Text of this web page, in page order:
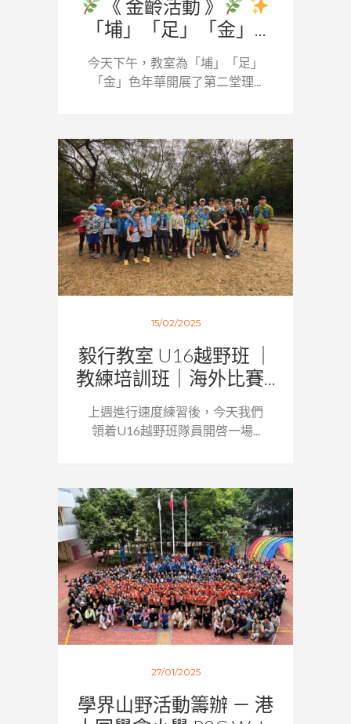
《 金齡活動 》
「埔」「足」「金」...
今天下午，教室為「埔」「足」
「金」色年華開展了第二堂理...
15/02/2025
毅行教室 U16越野班 ｜
教練培訓班｜海外比賽...
上週進行速度練習後，今天我們
領着U16越野班隊員開啓一場...
27/01/2025
學界山野活動籌辦 － 港